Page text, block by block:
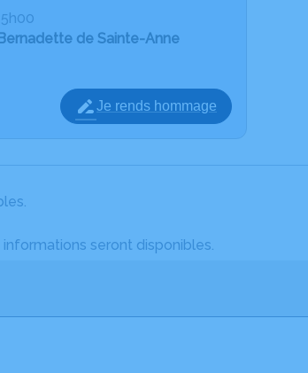
de Sainte-Anne
Je rends hommage
seront disponibles.